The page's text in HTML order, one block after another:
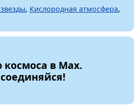
, Кислородная атмосфера,
в Max.